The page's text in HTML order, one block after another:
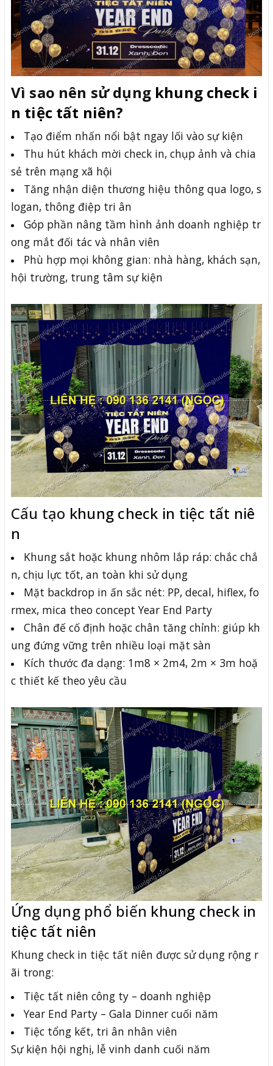
Vì sao nên sử dụng khung check i
n tiệc tất niên?
Tạo điểm nhấn nổi bật ngay lối vào sự kiện
Thu hút khách mời check in, chụp ảnh và chia
sẻ trên mạng xã hội
Tăng nhận diện thương hiệu thông qua logo, s
logan, thông điệp tri ân
Góp phần nâng tầm hình ảnh doanh nghiệp tr
ong mắt đối tác và nhân viên
Phù hợp mọi không gian: nhà hàng, khách sạn,
hội trường, trung tâm sự kiện
Cấu tạo khung check in tiệc tất niê
n
Khung sắt hoặc khung nhôm lắp ráp: chắc chắ
n, chịu lực tốt, an toàn khi sử dụng
Mặt backdrop in ấn sắc nét: PP, decal, hiflex, fo
rmex, mica theo concept Year End Party
Chân đế cố định hoặc chân tăng chỉnh: giúp kh
ung đứng vững trên nhiều loại mặt sàn
Kích thước đa dạng: 1m8 × 2m4, 2m × 3m hoặ
c thiết kế theo yêu cầu
Ứng dụng phổ biến khung check in
tiệc tất niên
Khung check in tiệc tất niên được sử dụng rộng r
ãi trong:
Tiệc tất niên công ty – doanh nghiệp
Year End Party – Gala Dinner cuối năm
Tiệc tổng kết, tri ân nhân viên
Sự kiện hội nghị, lễ vinh danh cuối năm